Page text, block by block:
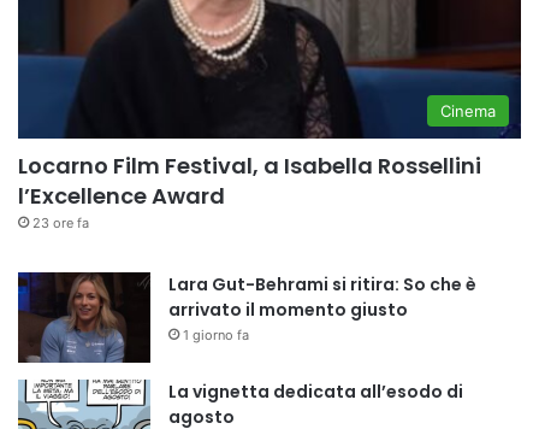
Cinema
Locarno Film Festival, a Isabella Rossellini
l’Excellence Award
23 ore fa
Lara Gut-Behrami si ritira: So che è
arrivato il momento giusto
1 giorno fa
La vignetta dedicata all’esodo di
agosto